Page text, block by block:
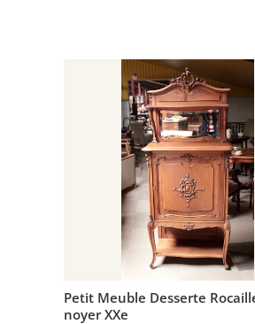
Petit Meuble Desserte
noyer XXe